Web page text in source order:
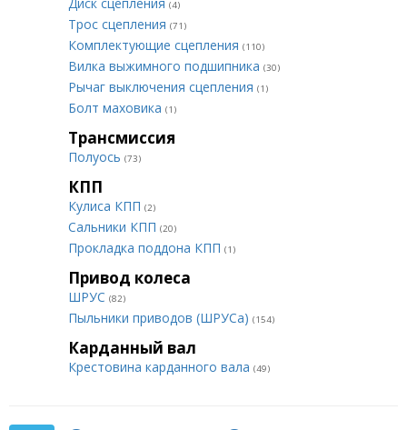
(4)
Трос сцепления (71)
Комплектующие сцепления (110)
Вилка выжимного подшипника (30)
Рычаг выключения сцепления (1)
Болт маховика (1)
Трансмиссия
Полуось (73)
КПП
Кулиса КПП (2)
Сальники КПП (20)
Прокладка поддона КПП (1)
Привод колеса
ШРУС (82)
Пыльники приводов (ШРУСа) (154)
Карданный вал
Крестовина карданного вала (49)